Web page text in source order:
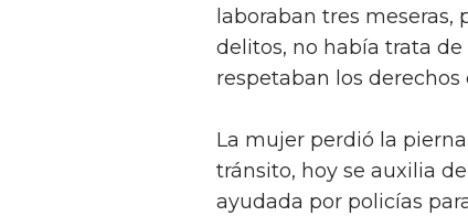
laboraban tres
delitos, no había trata de
respetaban los derechos
La mujer perdió la
tránsito, hoy se auxilia
ayudada por policías